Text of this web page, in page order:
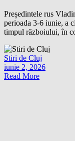
Președintele rus
perioada 3-6 iunie, a
timpul războiului, în
Stiri de Cluj
iunie 2, 2026
Read More